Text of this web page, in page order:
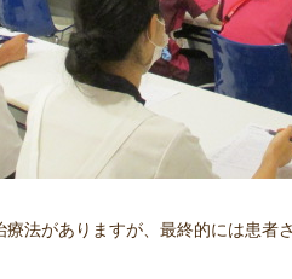
法がありますが、最終的には患者